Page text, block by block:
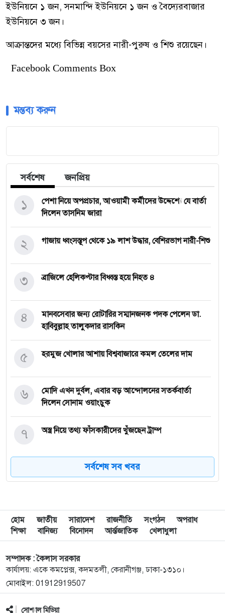
ইউনিয়নে ১ জন, সনমান্দি ইউনিয়নে ১ জন ও বৈদ্যেরবাজার
ইউনিয়নে ৩ জন।
আক্রান্তদের মধ্যে বিভিন্ন বয়সের নারী-পুরুষ ও শিশু রয়েছেন।
Facebook Comments Box
মন্তব্য করুন
সর্বশেষ জনপ্রিয়
পেশা নিয়ে অপপ্রচার, আওয়ামী কর্মীদের উদ্দেশ্যে যে বার্তা
দিলেন তাসনিম জারা
১
গাজায় ধ্বংসস্তূপ থেকে ১৯ লাশ উদ্ধার, বেশিরভাগ নারী-শিশু
২
ব্রাজিলে হেলিকপ্টার বিধ্বস্ত হয়ে নিহত ৪
৩
মানবসেবার জন্য রোটারির সম্মানজনক পদক পেলেন ডা.
হাবিবুল্লাহ তালুকদার রাসকিন
৪
হরমুজ খোলার আশায় বিশ্ববাজারে কমল তেলের দাম
৫
মোদি এখন দুর্বল, এবার বড় আন্দোলনের সতর্কবার্তা
দিলেন সোনাম ওয়াংচুক
৬
অস্ত্র নিয়ে তথ্য ফাঁসকারীদের খুঁজছেন ট্রাম্প
৭
দেশে স্বর্ণের দামে বড় লাফ
নিহত ৮
৯
রাষ্ট্রপতি নির্বাচন ইসির সাংবিধানিক এখতিয়ার: সালাহউদ্দিন
আহমদ
‘জুলাইয়ের লেন্স’ প্রদর্শনীতে ফুটে উঠেছে গণঅভ্যুত্থানের
ভয়াবহতা
১১
সর্বশেষ সব খবর
হোম জাতীয় সারাদেশ রাজনীতি সংগঠন
অপরাধ
শিক্ষা
বানিজ্য বিনোদন আর্ন্তজাতিক খেলাধুলা
সম্পাদক : কৈলাস সরকার
কার্যালয়: একে কমপ্লেক্স, কদমতলী, কেরানীগঞ্জ, ঢাকা-১৩১০।
মোবাইল: 01912919507
সোশ্যাল মিডিয়া